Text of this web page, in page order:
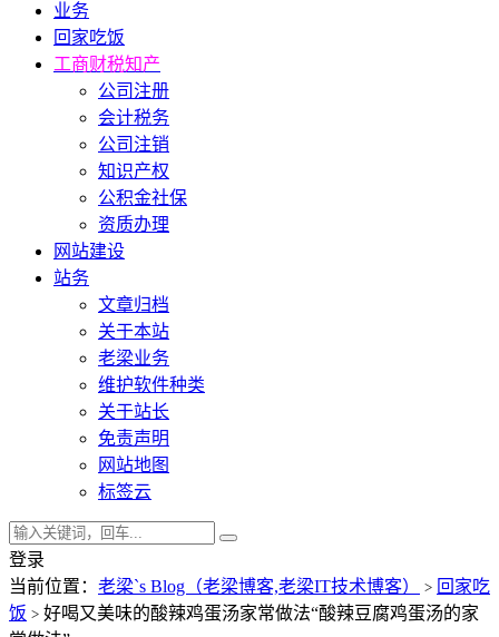
业务
回家吃饭
工商财税知产
公司注册
会计税务
公司注销
知识产权
公积金社保
资质办理
网站建设
站务
文章归档
关于本站
老梁业务
维护软件种类
关于站长
免责声明
网站地图
标签云
登录
当前位置： 老梁`s Blog（老梁博客,老梁IT技术博客） > 回家吃
饭 > 好喝又美味的酸辣鸡蛋汤家常做法“酸辣豆腐鸡蛋汤的家